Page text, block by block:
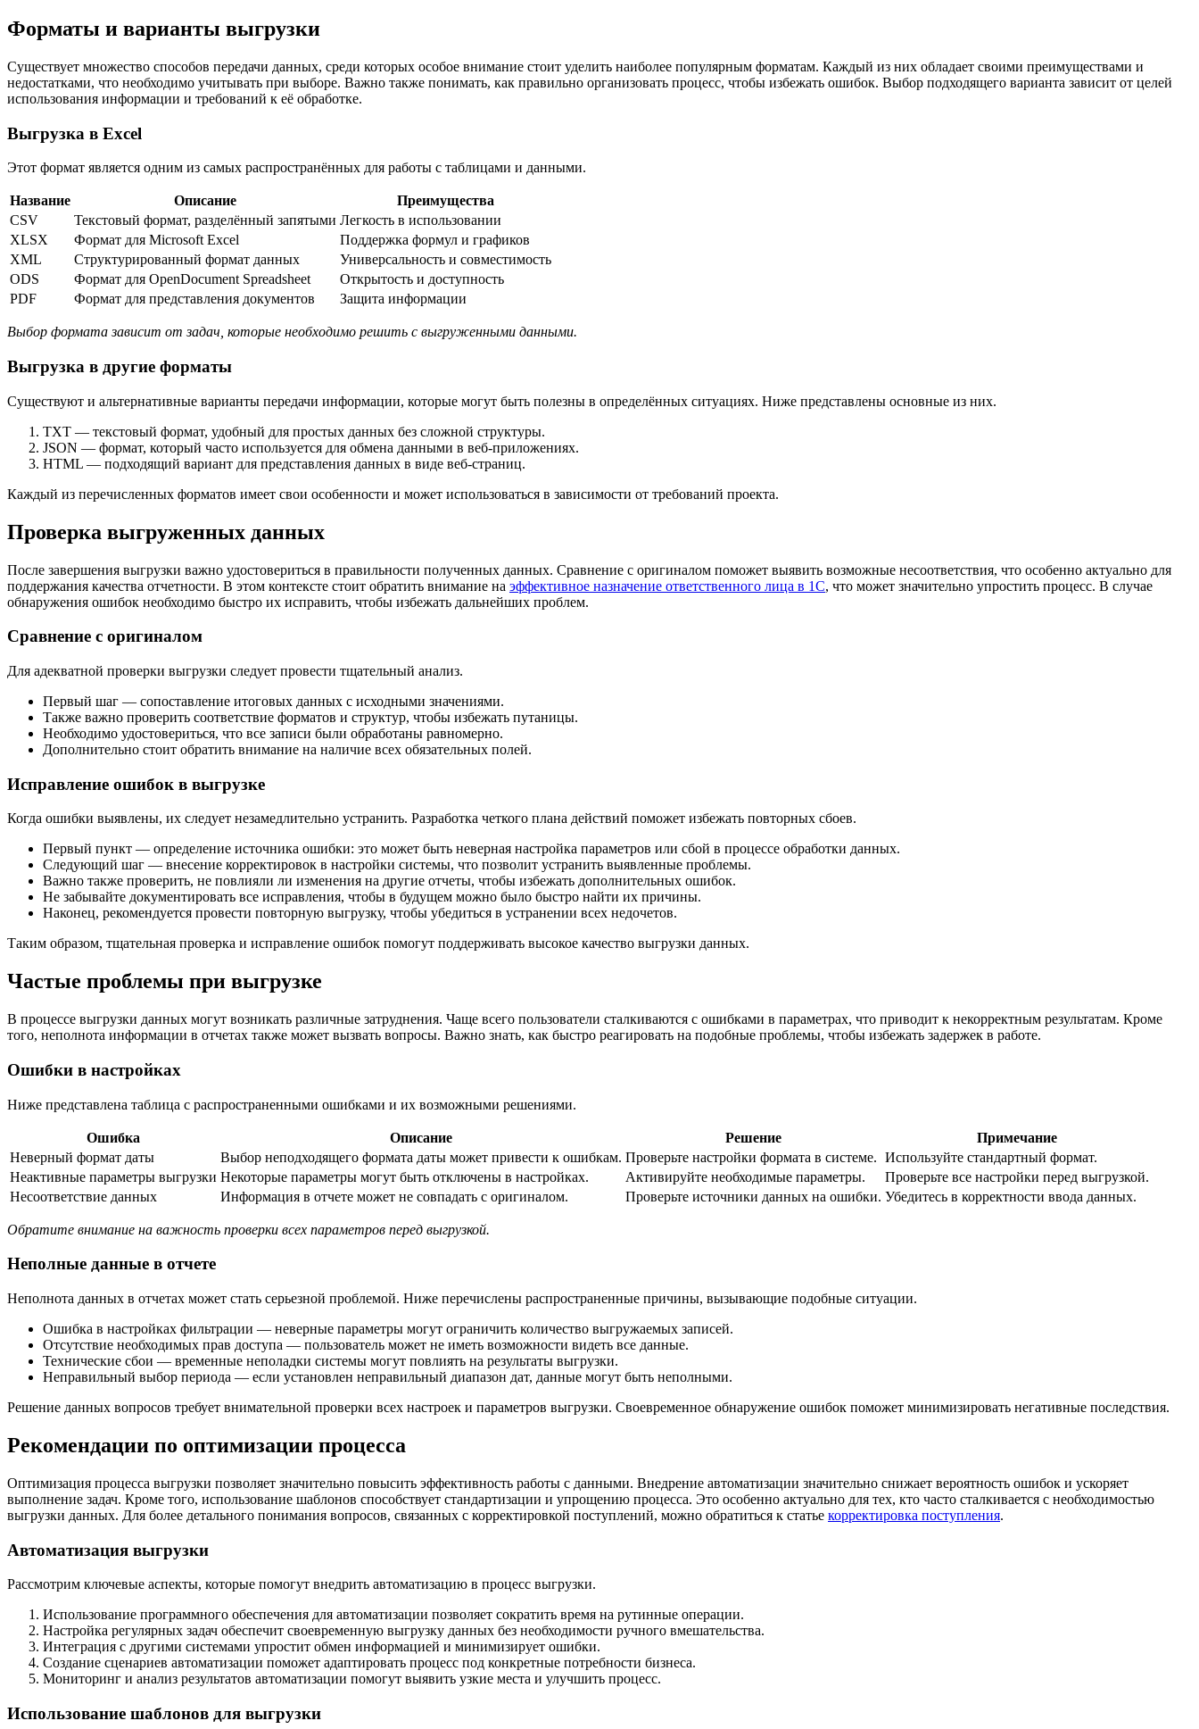
Форматы и варианты выгрузки
Существует множество способов передачи данных, среди которых особое внимание стоит уделить наиболее популярным форматам. Каждый из них обладает своими преимуществами и
недостатками, что необходимо учитывать при выборе. Важно также понимать, как правильно организовать процесс, чтобы избежать ошибок. Выбор подходящего варианта зависит от целей
использования информации и требований к её обработке.
Выгрузка в Excel
Этот формат является одним из самых распространённых для работы с таблицами и данными.
Название Описание
Преимущества
CSV
Текстовый формат, разделённый запятыми Легкость в использовании
XLSX
Формат для Microsoft Excel
Поддержка формул и графиков
XML
Структурированный формат данных
Универсальность и совместимость
ODS
Формат для OpenDocument Spreadsheet
Открытость и доступность
PDF
Формат для представления документов Защита информации
Выбор формата зависит от задач, которые необходимо решить с выгруженными данными.
Выгрузка в другие форматы
Существуют и альтернативные варианты передачи информации, которые могут быть полезны в определённых ситуациях. Ниже представлены основные из них.
TXT — текстовый формат, удобный для простых данных без сложной структуры.
JSON — формат, который часто используется для обмена данными в веб-приложениях.
HTML — подходящий вариант для представления данных в виде веб-страниц.
Каждый из перечисленных форматов имеет свои особенности и может использоваться в зависимости от требований проекта.
Проверка выгруженных данных
После завершения выгрузки важно удостовериться в правильности полученных данных. Сравнение с оригиналом поможет выявить возможные несоответствия, что особенно актуально для
поддержания качества отчетности. В этом контексте стоит обратить внимание на эффективное назначение ответственного лица в 1С, что может значительно упростить процесс. В случае
обнаружения ошибок необходимо быстро их исправить, чтобы избежать дальнейших проблем.
Сравнение с оригиналом
Для адекватной проверки выгрузки следует провести тщательный анализ.
Первый шаг — сопоставление итоговых данных с исходными значениями.
Также важно проверить соответствие форматов и структур, чтобы избежать путаницы.
Необходимо удостовериться, что все записи были обработаны равномерно.
Дополнительно стоит обратить внимание на наличие всех обязательных полей.
Исправление ошибок в выгрузке
Когда ошибки выявлены, их следует незамедлительно устранить. Разработка четкого плана действий поможет избежать повторных сбоев.
Первый пункт — определение источника ошибки: это может быть неверная настройка параметров или сбой в процессе обработки данных.
Следующий шаг — внесение корректировок в настройки системы, что позволит устранить выявленные проблемы.
Важно также проверить, не повлияли ли изменения на другие отчеты, чтобы избежать дополнительных ошибок.
Не забывайте документировать все исправления, чтобы в будущем можно было быстро найти их причины.
Наконец, рекомендуется провести повторную выгрузку, чтобы убедиться в устранении всех недочетов.
Таким образом, тщательная проверка и исправление ошибок помогут поддерживать высокое качество выгрузки данных.
Частые проблемы при выгрузке
В процессе выгрузки данных могут возникать различные затруднения. Чаще всего пользователи сталкиваются с ошибками в параметрах, что приводит к некорректным результатам. Кроме
того, неполнота информации в отчетах также может вызвать вопросы. Важно знать, как быстро реагировать на подобные проблемы, чтобы избежать задержек в работе.
Ошибки в настройках
Ниже представлена таблица с распространенными ошибками и их возможными решениями.
Ошибка Описание Решение
Примечание
Неверный формат даты
Выбор неподходящего формата даты может привести к ошибкам. Проверьте настройки формата в системе. Используйте стандартный формат.
Неактивные параметры выгрузки Некоторые параметры могут быть отключены в настройках. Активируйте необходимые параметры.
Проверьте все настройки перед выгрузкой.
Несоответствие данных
Информация в отчете может не совпадать с оригиналом. Проверьте источники данных на ошибки. Убедитесь в корректности ввода данных.
Обратите внимание на важность проверки всех параметров перед выгрузкой.
Неполные данные в отчете
Неполнота данных в отчетах может стать серьезной проблемой. Ниже перечислены распространенные причины, вызывающие подобные ситуации.
Ошибка в настройках фильтрации — неверные параметры могут ограничить количество выгружаемых записей.
Отсутствие необходимых прав доступа — пользователь может не иметь возможности видеть все данные.
Технические сбои — временные неполадки системы могут повлиять на результаты выгрузки.
Неправильный выбор периода — если установлен неправильный диапазон дат, данные могут быть неполными.
Решение данных вопросов требует внимательной проверки всех настроек и параметров выгрузки. Своевременное обнаружение ошибок поможет минимизировать негативные последствия.
Рекомендации по оптимизации процесса
Оптимизация процесса выгрузки позволяет значительно повысить эффективность работы с данными. Внедрение автоматизации значительно снижает вероятность ошибок и ускоряет
выполнение задач. Кроме того, использование шаблонов способствует стандартизации и упрощению процесса. Это особенно актуально для тех, кто часто сталкивается с необходимостью
выгрузки данных. Для более детального понимания вопросов, связанных с корректировкой поступлений, можно обратиться к статье корректировка поступления.
Автоматизация выгрузки
Рассмотрим ключевые аспекты, которые помогут внедрить автоматизацию в процесс выгрузки.
Использование программного обеспечения для автоматизации позволяет сократить время на рутинные операции.
Настройка регулярных задач обеспечит своевременную выгрузку данных без необходимости ручного вмешательства.
Интеграция с другими системами упростит обмен информацией и минимизирует ошибки.
Создание сценариев автоматизации поможет адаптировать процесс под конкретные потребности бизнеса.
Мониторинг и анализ результатов автоматизации помогут выявить узкие места и улучшить процесс.
Использование шаблонов для выгрузки